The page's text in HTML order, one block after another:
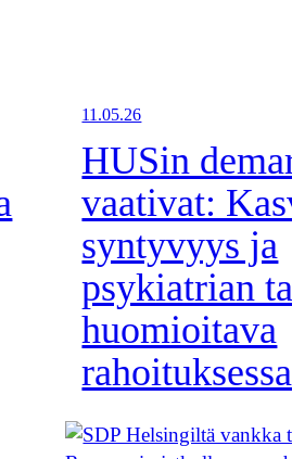
11.05.26
HUSin
vaativat:
syntyvyys ja
psykiatrian
huomioitava
rahoituksessa